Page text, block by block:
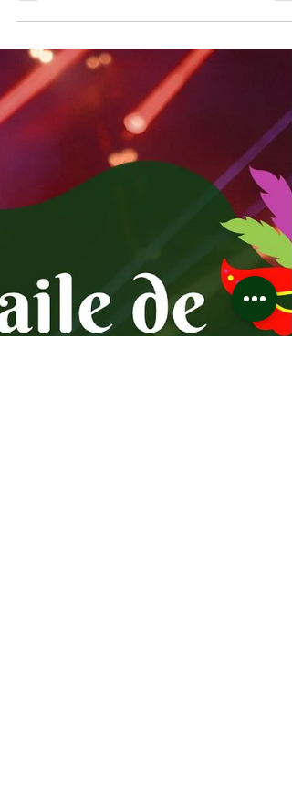
EVENTOS PASSADOS
Matinê de Carnaval - 15/02 e 16/02
Venha viver um passeio incrível com
Matinê de Carnaval. Uma tarde inteira
de alegria, música e diversão para
crianças e adultos, em um dos lugares
mais encantadores de Santos!